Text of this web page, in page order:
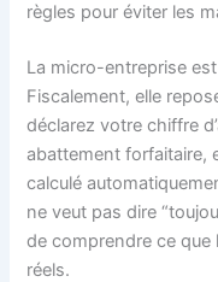
règles pour éviter les
La micro-entreprise
Fiscalement, elle
déclarez votre chiffre
abattement forfaitaire,
calculé
ne veut pas dire
de comprendre ce que
réels.